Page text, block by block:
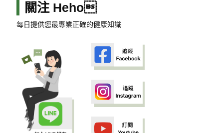
關注 Heho
每日提供您最專業正確的健康知識